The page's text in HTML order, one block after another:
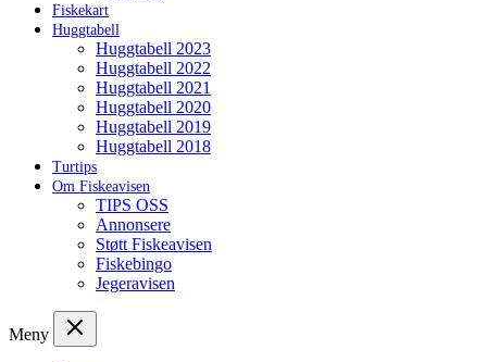
Fiskekart
Huggtabell
Huggtabell 2023
Huggtabell 2022
Huggtabell 2021
Huggtabell 2020
Huggtabell 2019
Huggtabell 2018
Turtips
Om Fiskeavisen
TIPS OSS
Annonsere
Støtt Fiskeavisen
Fiskebingo
Jegeravisen
Meny